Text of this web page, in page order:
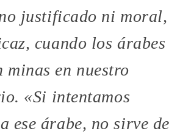
justificado ni moral,
cuando los árabes
minas en nuestro
«Si intentamos
ese árabe, no sirve de